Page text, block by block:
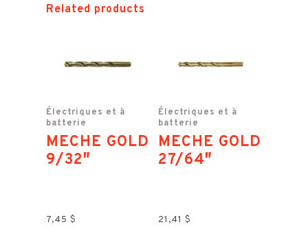
Related products
Électriques et à
batterie
MECHE GOLD
9/32″
7,45 $
Électriques et à
batterie
MECHE GOLD
27/64″
21,41$